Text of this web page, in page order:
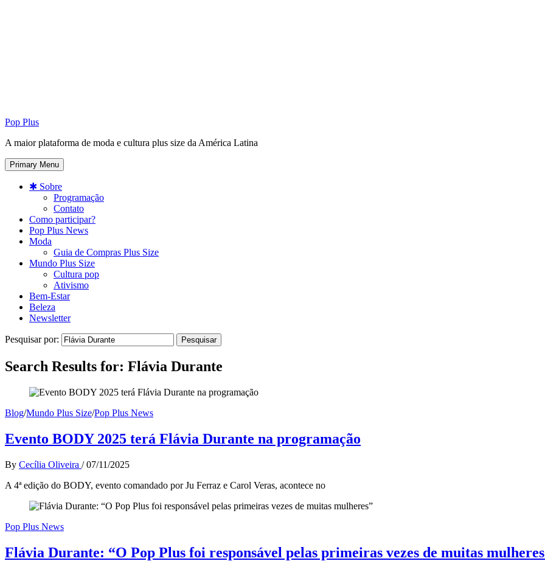
Pop Plus
A maior plataforma de moda e cultura plus size da América Latina
Primary Menu
✱ Sobre
Programação
Contato
Como participar?
Pop Plus News
Moda
Guia de Compras Plus Size
Mundo Plus Size
Cultura pop
Ativismo
Bem-Estar
Beleza
Newsletter
Pesquisar por:
Search Results for: Flávia Durante
Blog/Mundo Plus Size/Pop Plus News
Evento BODY 2025 terá Flávia Durante na programação
By Cecília Oliveira / 07/11/2025
A 4ª edição do BODY, evento comandado por Ju Ferraz e Carol Veras, acontece no
Pop Plus News
Flávia Durante: “O Pop Plus foi responsável pelas primeiras vezes de muitas